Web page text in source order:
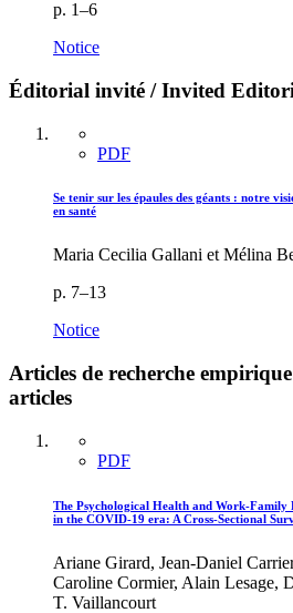
p. 1–6
Notice
Éditorial invité / Invited
PDF
Se tenir sur les épaules des géants : notre
en santé
Maria Cecilia Gallani et Mélina
p. 7–13
Notice
Articles de recherche
articles
PDF
The Psychological Health and Work-Family
in the COVID-19 era: A Cross-Sectional
Ariane Girard, Jean-Daniel
Caroline Cormier, Alain Lesage,
T. Vaillancourt